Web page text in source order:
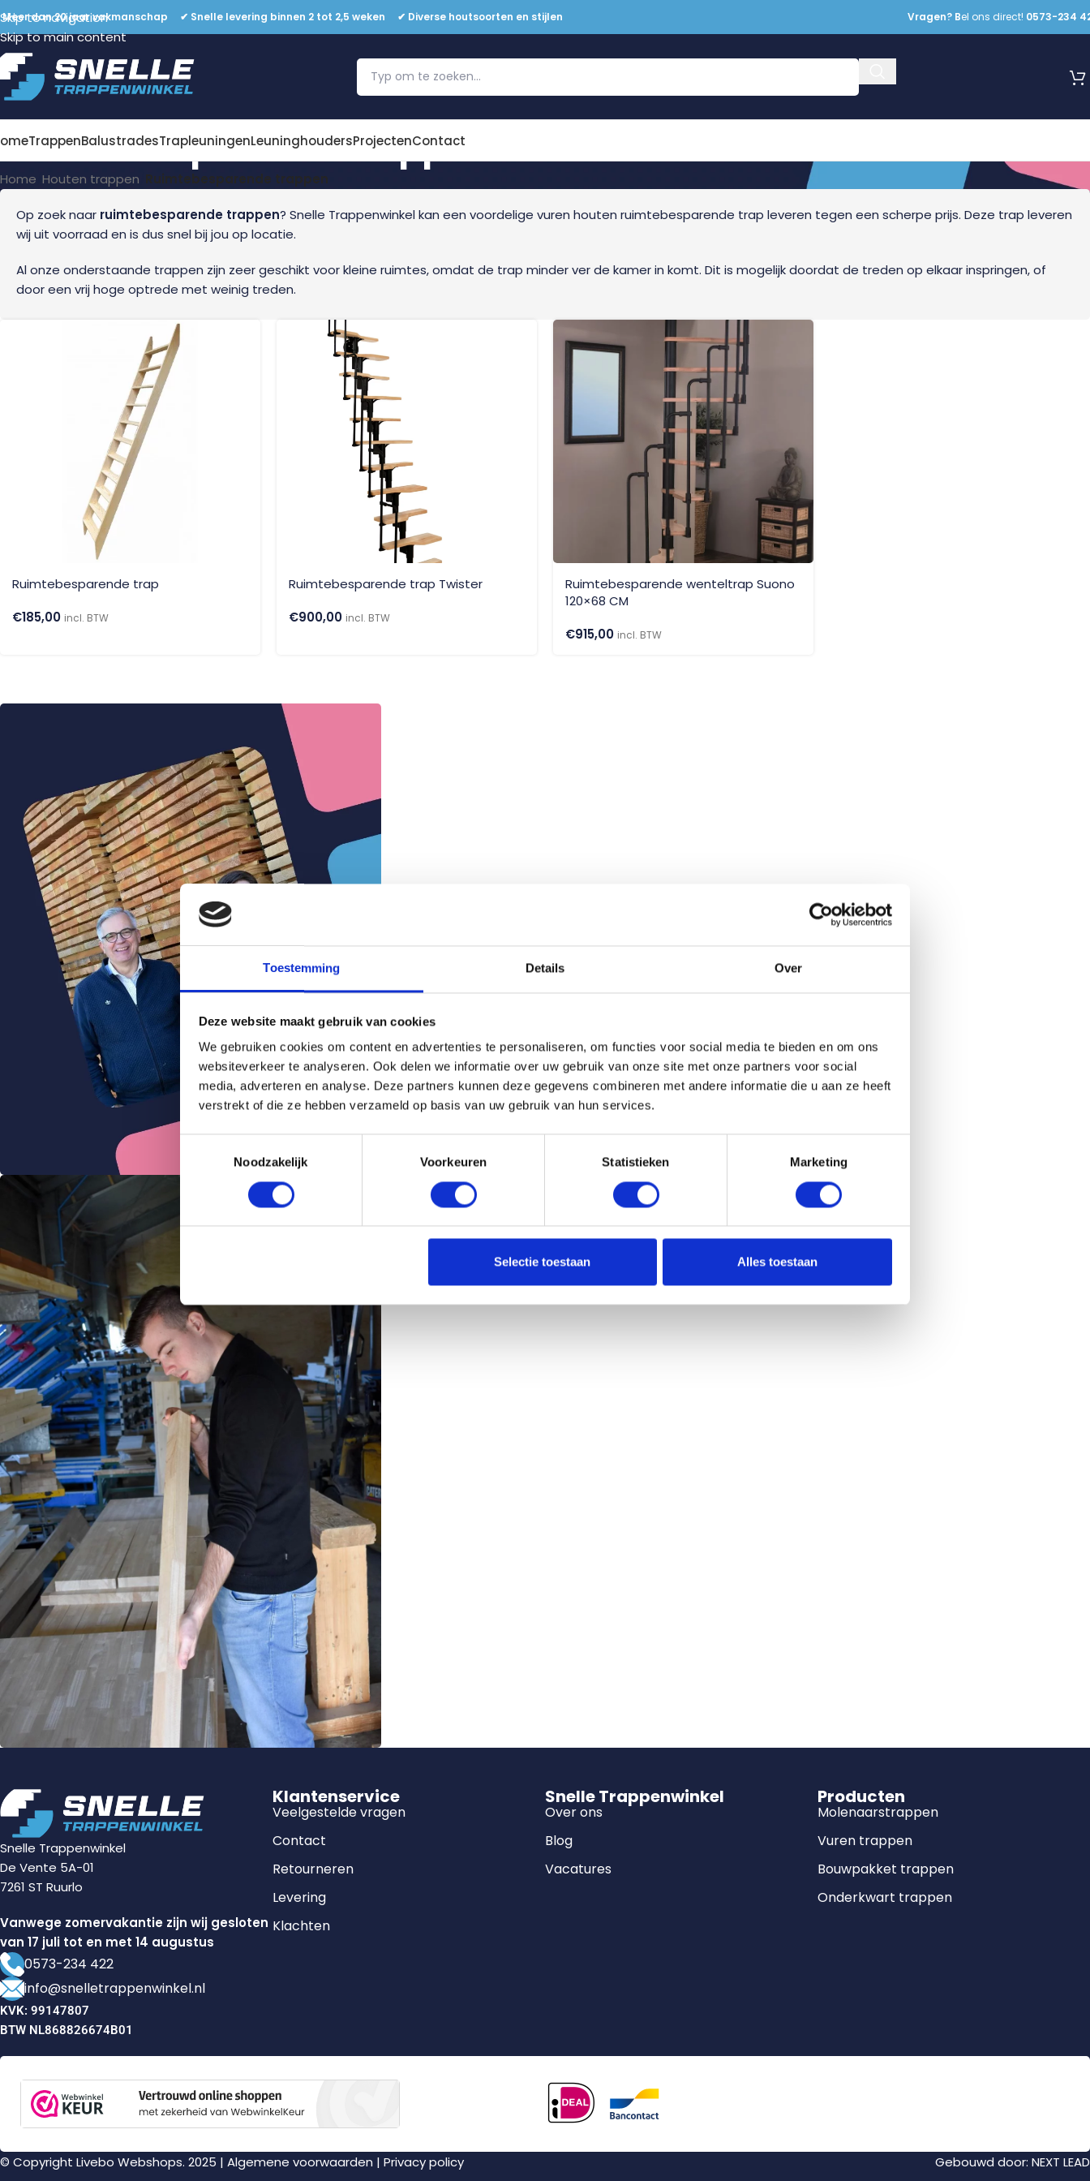
Toestemming Details Over
Deze website maakt gebruik van cookies
We gebruiken cookies om content en advertenties te personaliseren, om functies voor social media te bieden en om ons
websiteverkeer te analyseren. Ook delen we informatie over uw gebruik van onze site met onze partners voor social
media, adverteren en analyse. Deze partners kunnen deze gegevens combineren met andere informatie die u aan ze heeft
verstrekt of die ze hebben verzameld op basis van uw gebruik van hun services.
Noodzakelijk
Voorkeuren Statistieken Marketing
Selectie toestaan Alles toestaan
Skip to navigation
Skip to main content
dan 20 jaar vakmanschap ✔ Snelle levering binnen 2 tot 2,5 weken ✔ Diverse houtsoorten en stijlen Vragen? Bel ons direct! 0573-234
TrappenBalustradesTrapleuningenLeuninghoudersProjectenContact
Ruimtebesparende trappen
Home Houten trappen Ruimtebesparende trappen
Op zoek naar ruimtebesparende trappen? Snelle Trappenwinkel kan een voordelige vuren houten ruimtebesparende trap leveren tegen een scherpe prijs. Deze trap leveren
wij uit voorraad en is dus snel bij jou op locatie.
Al onze onderstaande trappen zijn zeer geschikt voor kleine ruimtes, omdat de trap minder ver de kamer in komt. Dit is mogelijk doordat de treden op elkaar inspringen, of
door een vrij hoge optrede met weinig treden.
Ruimtebesparende trap
€185,00 incl. BTW
Ruimtebesparende trap Twister
€900,00 incl. BTW
Ruimtebesparende wenteltrap Suono
120×68 CM
€915,00 incl. BTW
Snelle Trappenwinkel
De Vente 5A-01
7261 ST Ruurlo
Vanwege zomervakantie zijn wij gesloten
van 17 juli tot en met 14 augustus
0573-234 422
info@snelletrappenwinkel.nl
KVK: 99147807
BTW NL868826674B01
Klantenservice
Veelgestelde vragen
Contact
Retourneren
Levering
Klachten
Snelle Trappenwinkel
Over ons
Blog
Vacatures
Producten
Molenaarstrappen
Vuren trappen
Bouwpakket trappen
Onderkwart trappen
© Copyright Livebo Webshops. 2025 | Algemene voorwaarden | Privacy policy Gebouwd door: NEXT LEAD